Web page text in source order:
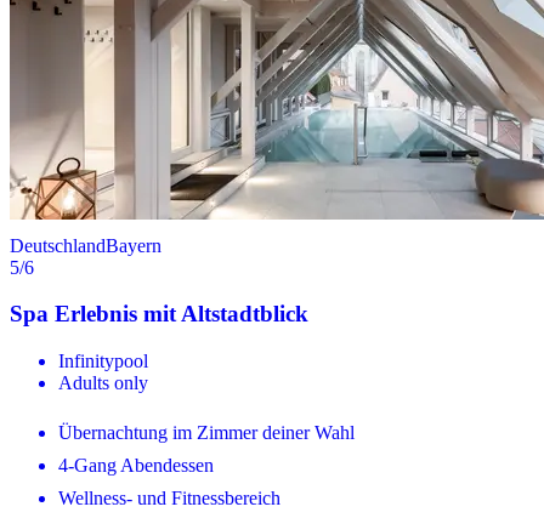
DeutschlandBayern
5/6
Spa Erlebnis mit Altstadtblick
Infinitypool
Adults only
Übernachtung im Zimmer deiner Wahl
4-Gang Abendessen
Wellness- und Fitnessbereich